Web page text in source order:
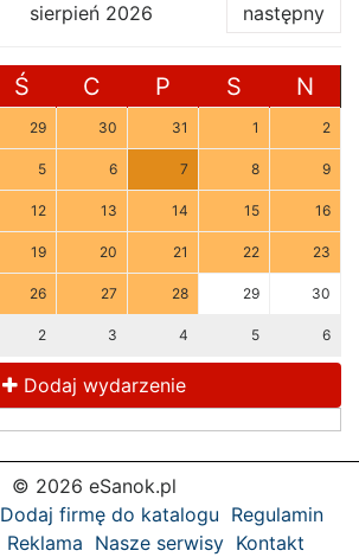
sierpień 2026 następny
Ś C P S N
29 30 31 1 2
5 6 7 8 9
12 13 14 15 16
19 20 21 22 23
26 27 28 29 30
2 3 4 5 6
Dodaj wydarzenie
© 2026 eSanok.pl
Dodaj firmę do katalogu Regulamin
Reklama Nasze serwisy Kontakt